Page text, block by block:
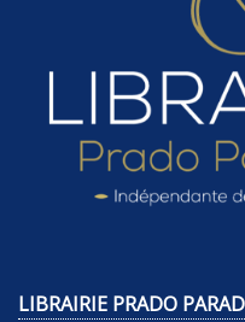
LIBRAIRIE PRADO